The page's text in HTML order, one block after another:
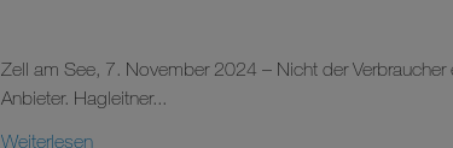
Zell am See, 7. November 2024 – Nicht der
Anbieter. Hagleitner...
Weiterlesen